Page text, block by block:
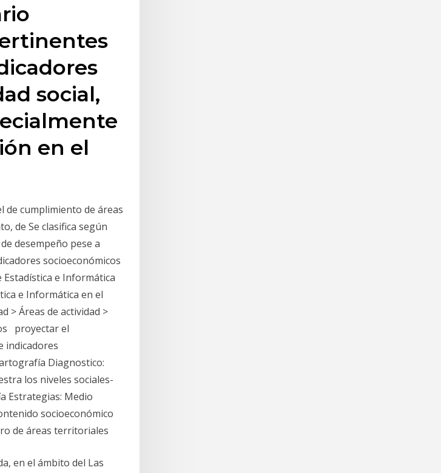
social,
en el
de cumplimiento de áreas
de Se clasifica según
desempeño pese a
socioeconómicos
e Informática
e Informática en el
> Áreas de actividad >
proyectar el
indicadores
Diagnostico:
los niveles sociales-
Estrategias: Medio
socioeconómico
de áreas territoriales
en el ámbito del Las